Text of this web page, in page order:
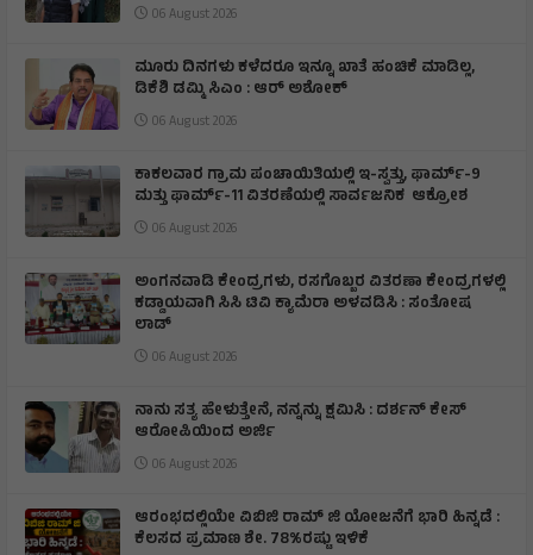
06 August 2026
ಮೂರು ದಿನಗಳು ಕಳೆದರೂ ಇನ್ನೂ ಖಾತೆ ಹಂಚಿಕೆ ಮಾಡಿಲ್ಲ,
ಡಿಕೆಶಿ ಡಮ್ಮಿ ಸಿಎಂ : ಆರ್ ಅಶೋಕ್
06 August 2026
ಕಾಕಲವಾರ ಗ್ರಾಮ ಪಂಚಾಯಿತಿಯಲ್ಲಿ ಇ-ಸ್ವತ್ತು, ಫಾರ್ಮ್-9
ಮತ್ತು ಫಾರ್ಮ್-11 ವಿತರಣೆಯಲ್ಲಿ ಸಾರ್ವಜನಿಕ ಆಕ್ರೋಶ
06 August 2026
ಅಂಗನವಾಡಿ ಕೇಂದ್ರಗಳು, ರಸಗೊಬ್ಬರ ವಿತರಣಾ ಕೇಂದ್ರಗಳಲ್ಲಿ
ಕಡ್ಡಾಯವಾಗಿ ಸಿಸಿ ಟಿವಿ ಕ್ಯಾಮೆರಾ ಅಳವಡಿಸಿ : ಸಂತೋಷ
ಲಾಡ್
06 August 2026
ನಾನು ಸತ್ಯ ಹೇಳುತ್ತೇನೆ, ನನ್ನನ್ನು ಕ್ಷಮಿಸಿ : ದರ್ಶನ್ ಕೇಸ್
ಆರೋಪಿಯಿಂದ ಅರ್ಜಿ
06 August 2026
ಆರಂಭದಲ್ಲಿಯೇ ವಿಬಿಜಿ ರಾಮ್ ಜಿ ಯೋಜನೆಗೆ ಭಾರಿ ಹಿನ್ನಡೆ :
ಕೆಲಸದ ಪ್ರಮಾಣ ಶೇ. 78%ರಷ್ಟು ಇಳಿಕೆ